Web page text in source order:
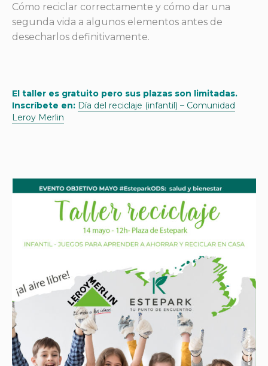
Cómo reciclar correctamente y cómo dar una
segunda vida a algunos elementos antes de
desecharlos definitivamente.
El taller es gratuito pero sus plazas son limitadas.
Inscríbete en: Día del reciclaje (infantil) – Comunidad
Leroy Merlin